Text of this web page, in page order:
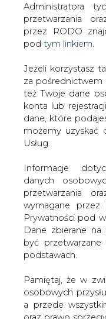
Administratora
przetwarzania
przez RODO
pod tym linkiem.
Jeżeli korzystasz
za pośrednictwem
też Twoje dane
konta lub
dane, które
możemy uzyskać
Usług.
Informacje
danych
przetwarzania
wymagane
Prywatności pod
Dane zbierane
być
podstawach.
Pamiętaj, że w
osobowych
a przede
Strona główna
pieców kaflowych
2019-01-22 00:00